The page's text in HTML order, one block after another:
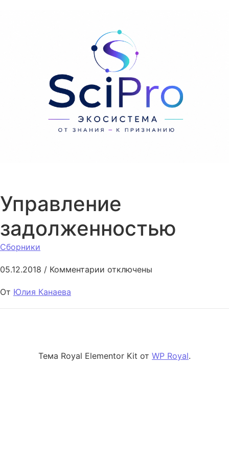
Управление
задолженностью
Сборники
05.12.2018 / Комментарии к записи Управление
отключены
От Юлия Канаева
Тема Royal Elementor Kit от WP Royal.